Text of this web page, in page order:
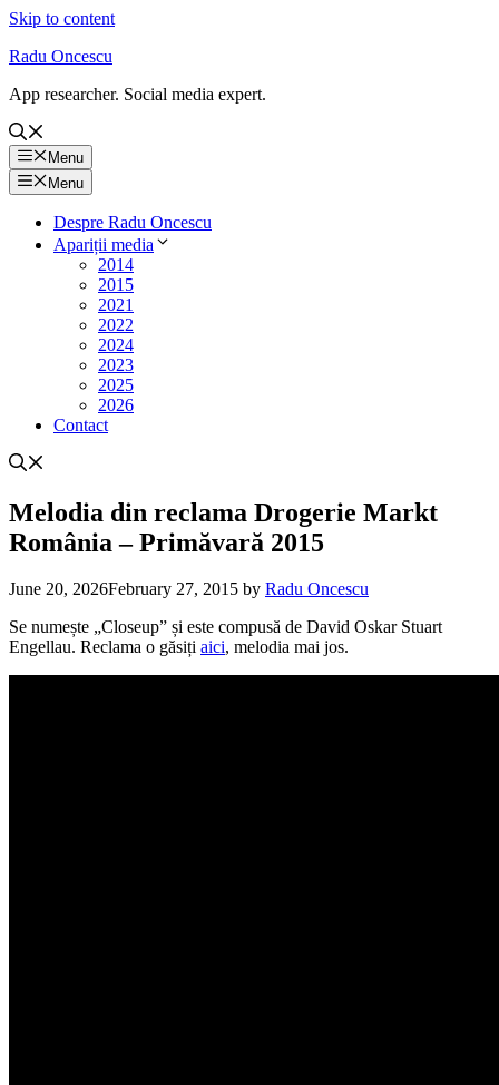
Skip to content
Radu Oncescu
App researcher. Social media expert.
Menu
Menu
Despre Radu Oncescu
Apariții media
2014
2015
2021
2022
2024
2023
2025
2026
Contact
Melodia din reclama Drogerie Markt
România – Primăvară 2015
June 20, 2026February 27, 2015 by Radu Oncescu
Se numește „Closeup” și este compusă de David Oskar Stuart
Engellau. Reclama o găsiți aici, melodia mai jos.